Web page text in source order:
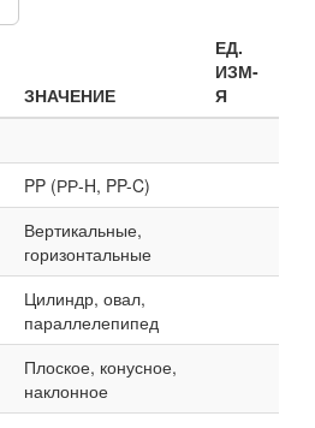
ЗНАЧЕНИЕ
ЕД.
ИЗМ-
Я
PP (РР-H, PP-C)
Вертикальные,
горизонтальные
Цилиндр, овал,
параллелепипед
Плоское, конусное,
наклонное